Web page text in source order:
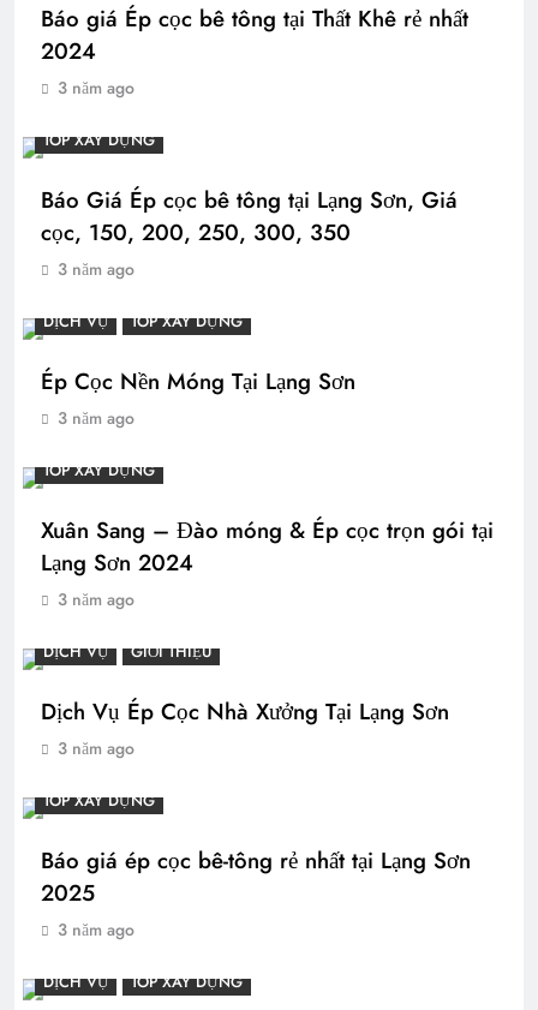
Báo giá Ép cọc bê tông tại Thất Khê rẻ nhất
2024
3 năm ago
TOP XÂY DỰNG
Báo Giá Ép cọc bê tông tại Lạng Sơn, Giá
cọc, 150, 200, 250, 300, 350
3 năm ago
DỊCH VỤ TOP XÂY DỰNG
Ép Cọc Nền Móng Tại Lạng Sơn
3 năm ago
TOP XÂY DỰNG
Xuân Sang – Đào móng & Ép cọc trọn gói tại
Lạng Sơn 2024
3 năm ago
DỊCH VỤ GIỚI THIỆU
Dịch Vụ Ép Cọc Nhà Xưởng Tại Lạng Sơn
3 năm ago
TOP XÂY DỰNG
Báo giá ép cọc bê-tông rẻ nhất tại Lạng Sơn
2025
3 năm ago
DỊCH VỤ TOP XÂY DỰNG